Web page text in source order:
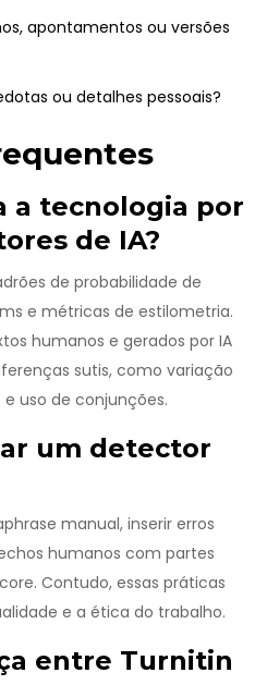
apontamentos ou versões
ou detalhes pessoais?
a tecnologia por
de IA?
de probabilidade de
e métricas de estilometria.
humanos e gerados por IA
sutis, como variação
uso de conjunções.
um detector
manual, inserir erros
humanos com partes
Contudo, essas práticas
e a ética do trabalho.
entre Turnitin